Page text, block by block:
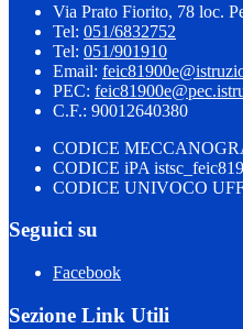
Via Prato Fiorito, 78 loc.
Tel: 051/6832752
Tel: 051/901910
Email:
PEC:
C.F.: 90012640380
CODICE
CODICE iPA
CODICE UNIVOCO
Seguici su
Facebook
Sezione Link Utili